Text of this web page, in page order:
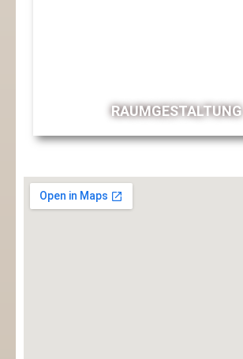
RAUMGESTALTUNG